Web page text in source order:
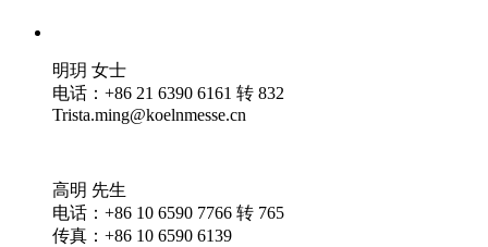
明玥 女士
电话：+86 21 6390 6161 转 832
Trista.ming@koelnmesse.cn
高明 先生
电话：+86 10 6590 7766 转 765
传真：+86 10 6590 6139